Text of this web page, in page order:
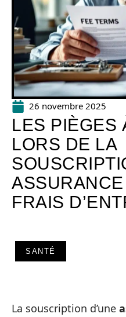
26 novembre 2025
LES PIÈGES
LORS DE LA
FRAIS
SANTÉ
La souscription d’une